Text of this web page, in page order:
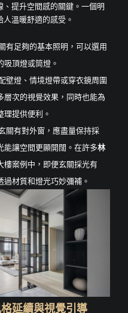
提升空間感的關鍵。一個明
溫暖舒適的感受。
有足夠的基本照明，可以選用
吸頂燈或筒燈。
壁燈、情境燈帶或穿衣鏡周圍
層次的視覺效果，同時也能為
理提供便利。
關有對外窗，應盡量保持採
能讓空間更顯開闊。在許多林
樓案例中，即便玄關採光有
過材質和燈光巧妙彌補。
延續與視覺引導